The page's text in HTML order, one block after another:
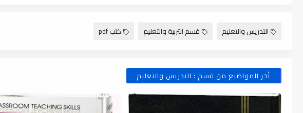
التدريس والتعليم قسم التربية والتعليم كتب pdf
أخر المواضيع من قسم : التدريس والتعليم